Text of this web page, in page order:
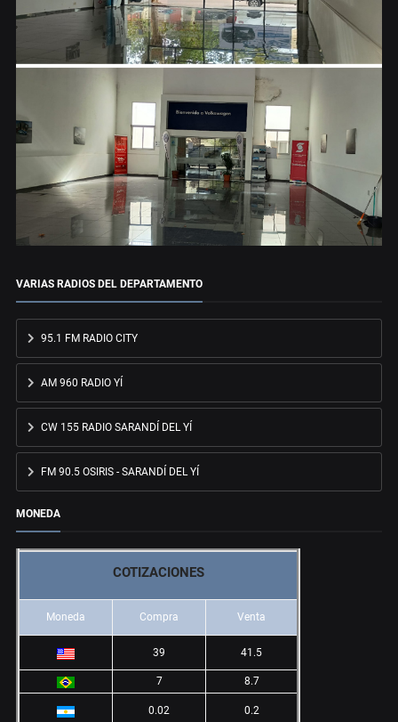
VARIAS RADIOS DEL DEPARTAMENTO
95.1 FM RADIO CITY
AM 960 RADIO YÍ
CW 155 RADIO SARANDÍ DEL YÍ
FM 90.5 OSIRIS - SARANDÍ DEL YÍ
MONEDA
COTIZACIONES
Moneda Compra Venta
39 41.5
7 8.7
0.02 0.2